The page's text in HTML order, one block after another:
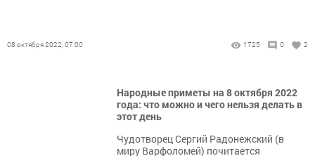
08 октября 2022, 07:00 1725 0 2
Народные приметы на 8 октября 2022
года: что можно и чего нельзя делать в
этот день
Чудотворец Сергий Радонежский (в
миру Варфоломей) почитается